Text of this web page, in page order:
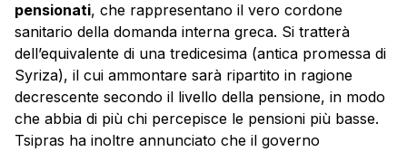
pensionati, che rappresentano il vero cordone
sanitario della domanda interna greca. Si tratterà
dell’equivalente di una tredicesima (antica promessa di
Syriza), il cui ammontare sarà ripartito in ragione
decrescente secondo il livello della pensione, in modo
che abbia di più chi percepisce le pensioni più basse.
Tsipras ha inoltre annunciato che il governo